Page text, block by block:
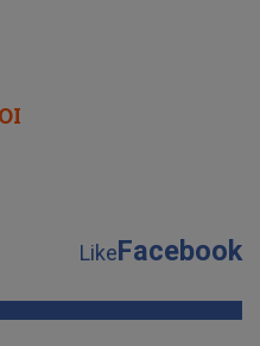
LikeFacebook